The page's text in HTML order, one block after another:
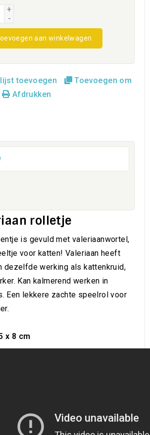
+
-
aan winkelwagen
toevoegen
Toevoegen om
Afdrukken
rolletje
is gevuld met valeriaanwortel,
voor katten! Valeriaan heeft
dezelfde werking als kattenkruid,
Kan kalmerend werken in
Een lekkere zachte speelrol voor
x 8 cm